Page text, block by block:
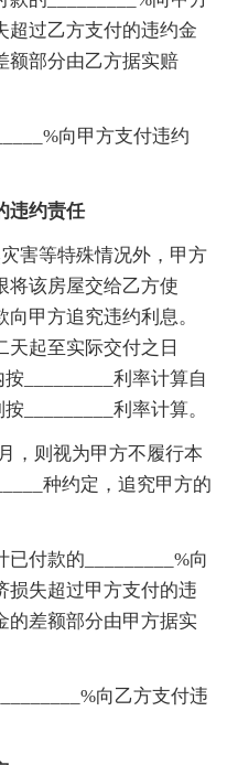
超过乙方支付的违约金
额部分由乙方据实赔
向甲方支付违约
违约责任
害等特殊情况外，甲方
将该房屋交给乙方使
甲方追究违约利息。
天起至实际交付之日
_________利率计算自
_________利率计算。
，则视为甲方不履行本
种约定，追究甲方的
付款的_________%向
损失超过甲方支付的违
的差额部分由甲方据实
向乙方支付违